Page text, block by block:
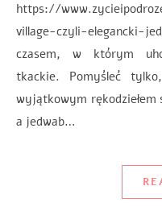
https://
village-czyli-
czasem, w którym
tkackie. Pomyśleć
wyjątkowym rękodziełem
a jedwab…